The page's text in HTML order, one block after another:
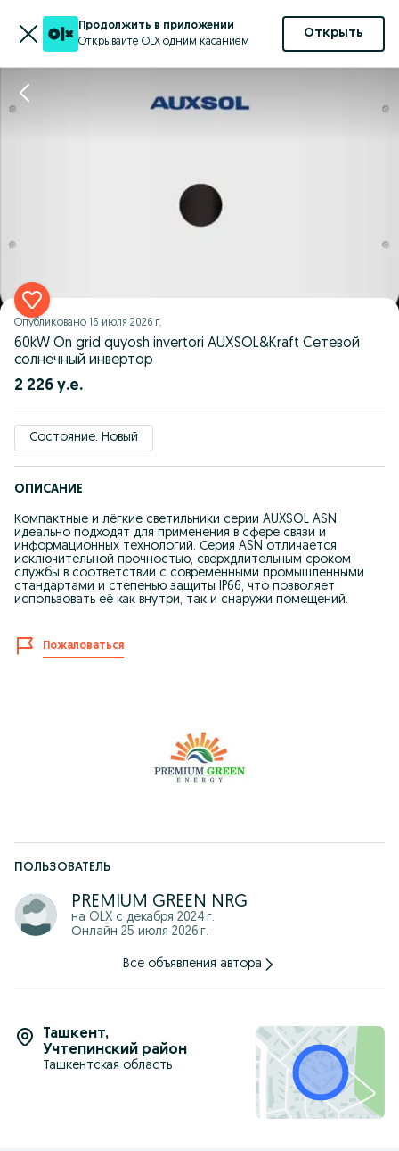
Продолжить в приложении
Открывайте OLX одним касанием
Открыть
Опубликовано 16 июля 2026 г.
60kW On grid quyosh invertori AUXSOL&Kraft Сетевой
солнечный инвертор
2 226 у.е.
Состояние: Новый
ОПИСАНИЕ
Компактные и лёгкие светильники серии AUXSOL ASN
идеально подходят для применения в сфере связи и
информационных технологий. Серия ASN отличается
исключительной прочностью, сверхдлительным сроком
службы в соответствии с современными промышленными
стандартами и степенью защиты IP66, что позволяет
использовать её как внутри, так и снаружи помещений.
Пожаловаться
ПОЛЬЗОВАТЕЛЬ
PREMIUM GREEN NRG
на OLX с декабря 2024 г.
Онлайн 25 июля 2026 г.
Все объявления автора
Ташкент,
Учтепинский район
Ташкентская область